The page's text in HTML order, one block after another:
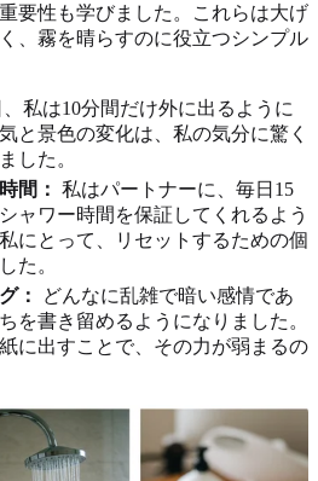
要性も学びました。これらは大げ
、霧を晴らすのに役立つシンプル
私は10分間だけ外に出るように
と景色の変化は、私の気分に驚く
した。
間： 私はパートナーに、毎日15
ャワー時間を保証してくれるよう
にとって、リセットするための個
た。
：
どんなに乱雑で暗い感情であ
を書き留めるようになりました。
に出すことで、その力が弱まるの